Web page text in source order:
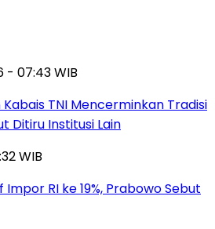
- 07:43 WIB
TNI Mencerminkan Tradisi
Ditiru Institusi Lain
WIB
RI ke 19%, Prabowo Sebut